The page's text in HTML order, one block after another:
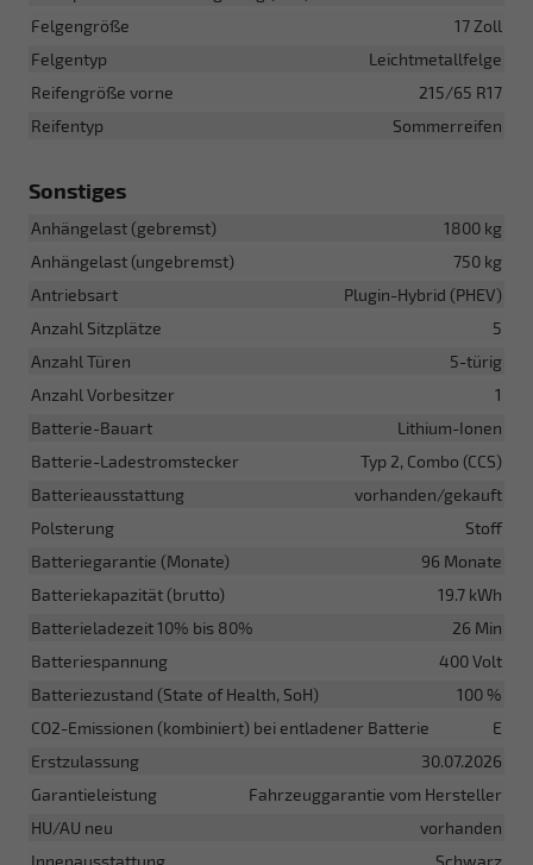
Felgengröße
17 Zoll
Felgentyp
Leichtmetallfelge
Reifengröße vorne
215/65 R17
Reifentyp
Sommerreifen
Sonstiges
Anhängelast (gebremst)
1800 kg
Anhängelast (ungebremst)
750 kg
Antriebsart
Plugin-Hybrid (PHEV)
Anzahl Sitzplätze
5
Anzahl Türen
5-türig
Anzahl Vorbesitzer
1
Batterie-Bauart
Lithium-Ionen
Batterie-Ladestromstecker
Typ 2, Combo (CCS)
Batterieausstattung
vorhanden/gekauft
Polsterung
Stoff
Batteriegarantie (Monate)
96 Monate
Batteriekapazität (brutto)
19.7 kWh
Batterieladezeit 10% bis 80%
26 Min
Batteriespannung
400 Volt
Batteriezustand (State of Health, SoH)
100 %
CO2-Emissionen (kombiniert) bei entladener Batterie
E
Erstzulassung
30.07.2026
Garantieleistung
Fahrzeuggarantie vom Hersteller
HU/AU neu
vorhanden
Innenausstattung
Schwarz